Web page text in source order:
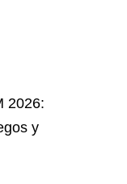
2026:
y